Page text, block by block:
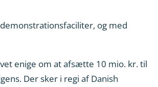
og med
enige om at afsætte 10 mio. kr. til
Der sker i regi af Danish